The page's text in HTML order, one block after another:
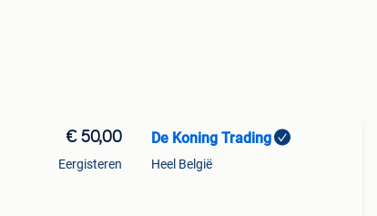
€ 50,00
Eergisteren
De Koning Trading
Heel België